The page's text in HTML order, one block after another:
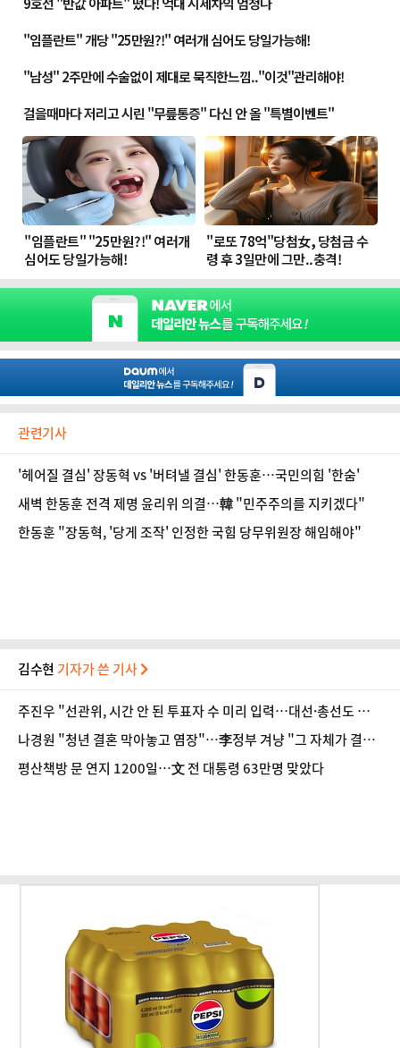
관련기사
'헤어질 결심' 장동혁 vs '버텨낼 결심' 한동훈…국민의힘 '한숨'
새벽 한동훈 전격 제명 윤리위 의결…韓 "민주주의를 지키겠다"
한동훈 "장동혁, '당게 조작' 인정한 국힘 당무위원장 해임해야"
김수현 기자가 쓴 기사
주진우 "선관위, 시간 안 된 투표자 수 미리 입력…대선·총선도 수
사해야"
나경원 "청년 결혼 막아놓고 염장"…李정부 겨냥 "그 자체가 결혼
페널티"
평산책방 문 연지 1200일…文 전 대통령 63만명 맞았다